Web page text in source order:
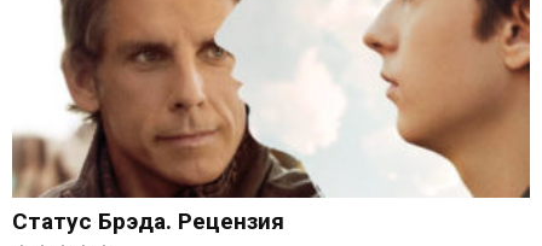
Статус Брэда. Рецензия